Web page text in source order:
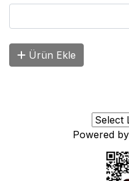
Ürün Ekle
Powered by